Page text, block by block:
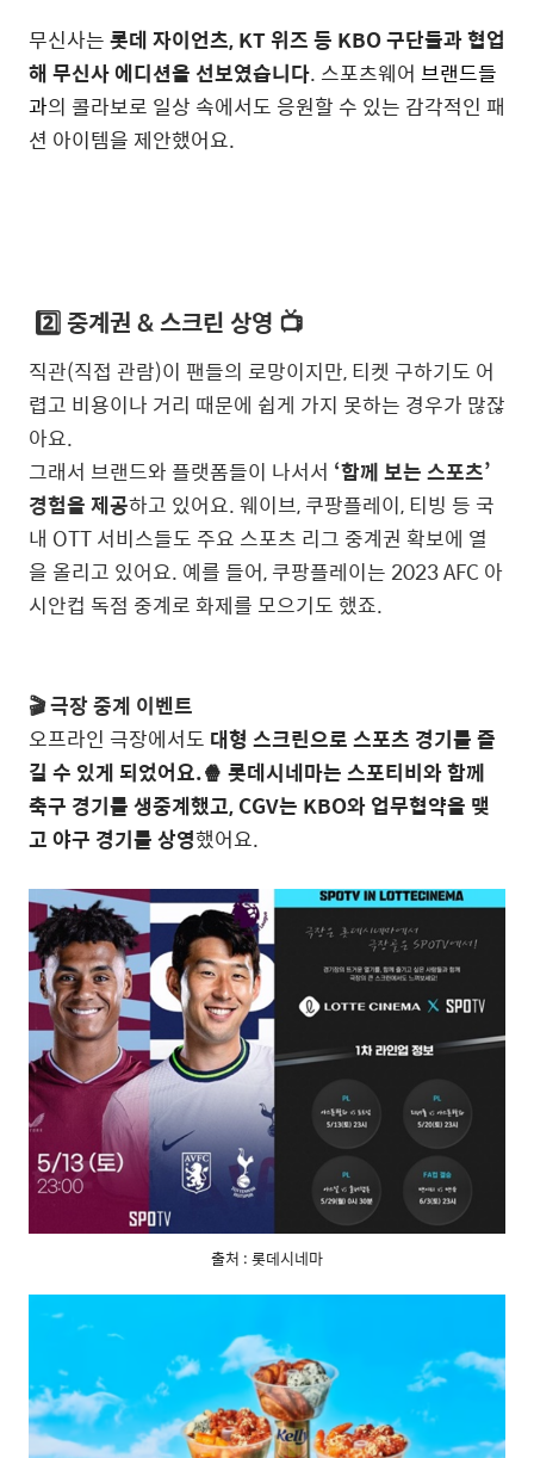
무신사는롯데 자이언츠, KT 위즈 등 KBO 구단들과 협업
해 무신사 에디션을 선보였습니다. 스포츠웨어 브랜드들
과의 콜라보로 일상 속에서도 응원할 수 있는 감각적인 패
션 아이템을 제안했어요.
2️⃣ 중계권 & 스크린 상영 📺
직관(직접 관람)이 팬들의 로망이지만, 티켓 구하기도 어
렵고 비용이나 거리 때문에 쉽게 가지 못하는 경우가 많잖
아요.
그래서 브랜드와 플랫폼들이 나서서 ‘함께 보는 스포츠’
경험을 제공하고 있어요. 웨이브, 쿠팡플레이, 티빙 등 국
내 OTT 서비스들도 주요 스포츠 리그 중계권 확보에 열
을 올리고 있어요. 예를 들어, 쿠팡플레이는 2023 AFC 아
시안컵 독점 중계로 화제를 모으기도 했죠.
🎬극장 중계 이벤트
오프라인 극장에서도 대형 스크린으로 스포츠 경기를 즐
길 수 있게 되었어요.🍿 롯데시네마는 스포티비와 함께
축구 경기를 생중계했고, CGV는 KBO와 업무협약을 맺
고 야구 경기를 상영했어요.
출처 : 롯데시네마